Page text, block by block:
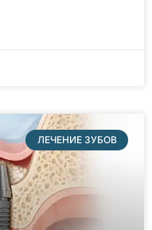
ЛЕЧЕНИЕ ЗУБОВ